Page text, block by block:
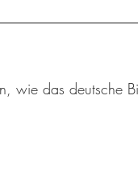
wie das deutsche